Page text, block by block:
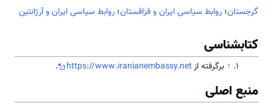
گرجستان؛ روابط سیاسی ایران و قزاقستان؛ روابط سیاسی ایران و آرژانتین
کتابشناسی
↑ برگرفته ازhttps://www.iranianembassy.net
.
منبع اصلی